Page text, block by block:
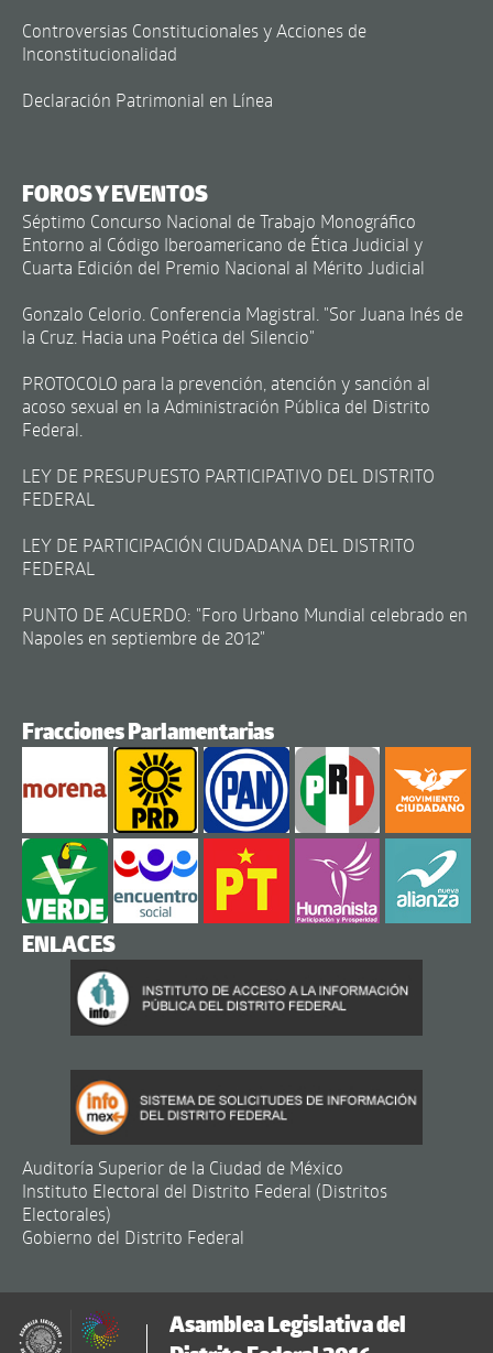
Controversias Constitucionales y Acciones de
Inconstitucionalidad
Declaración Patrimonial en Línea
FOROS Y EVENTOS
Séptimo Concurso Nacional de Trabajo Monográfico
Entorno al Código Iberoamericano de Ética Judicial y
Cuarta Edición del Premio Nacional al Mérito Judicial
Gonzalo Celorio. Conferencia Magistral. "Sor Juana Inés de
la Cruz. Hacia una Poética del Silencio"
PROTOCOLO para la prevención, atención y sanción al
acoso sexual en la Administración Pública del Distrito
Federal.
LEY DE PRESUPUESTO PARTICIPATIVO DEL DISTRITO
FEDERAL
LEY DE PARTICIPACIÓN CIUDADANA DEL DISTRITO
FEDERAL
PUNTO DE ACUERDO: "Foro Urbano Mundial celebrado en
Napoles en septiembre de 2012"
Fracciones Parlamentarias
ENLACES
Auditoría Superior de la Ciudad de México
Instituto Electoral del Distrito Federal (Distritos
Electorales)
Gobierno del Distrito Federal
Asamblea Legislativa del